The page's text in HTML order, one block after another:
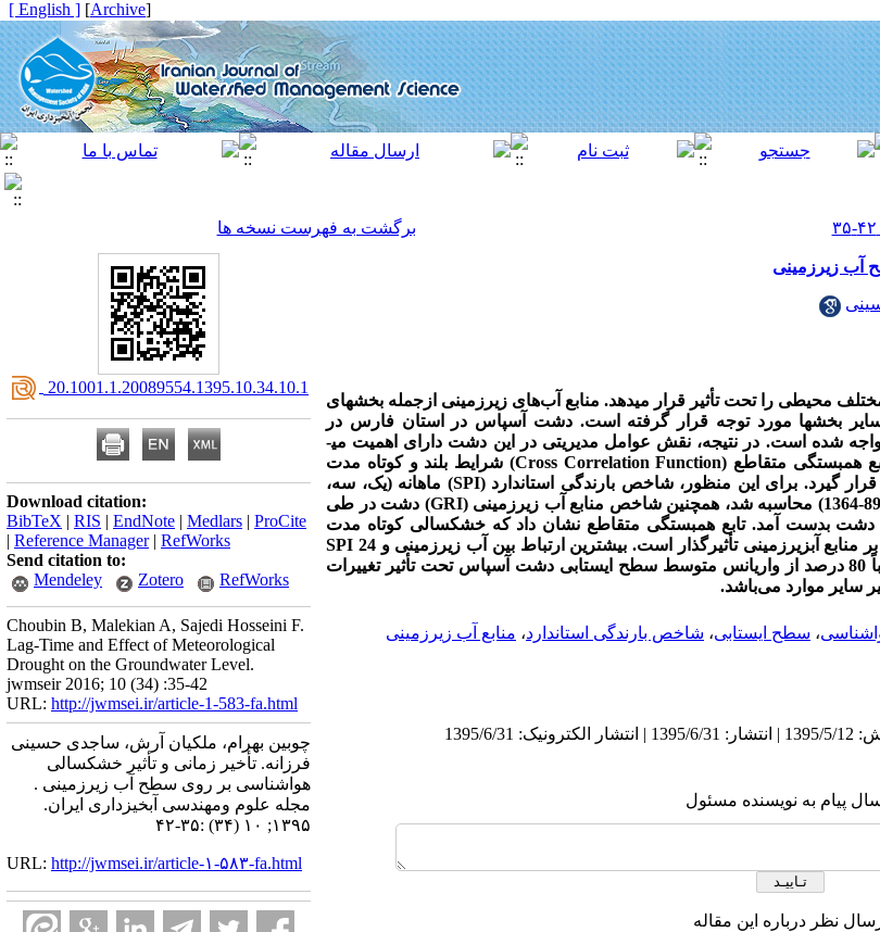
[
Archive
]
[ English ]
برگشت به فهرست نسخه ها
آب زیرزمینی
محیطی را تحت تأثیر قرار می­دهد. منابع آب‌های زیرزمینی از‏جمله بخش‏های
بخش‏ها مورد توجه قرار گرفته است. دشت آسپاس در استان فارس در
شده است. در نتیجه، نقش عوامل مدیریتی در این دشت دارای اهمیت می­
همبستگی متقاطع (
Cross Correlation Function
) شرایط بلند و کوتاه مدت
گیرد. برای این منظور، شاخص بارندگی استاندارد (
SPI
) ماهانه (یک، سه،
(
GRI
) دشت در طی
پیزومتری در سطح دشت بدست آمد. تابع همبستگی متقاطع نشان داد که خشکسالی کوتاه مدت
آب­زیرزمینی تأثیرگذار است. بیشترین ارتباط بین آب زیرزمینی و SPI 24
وجود دارد که نتایج رگرسیون خطی نشان داد که تقریباً 80 درصد از واریانس متوسط سطح ایستابی دشت آسپاس تحت تأثیر تغییرات
باشد.
، سطح ایستابی، شاخص بارندگی استاندارد، منابع آب زیرزمینی
پیام به نویسنده مسئول
نظر درباره این مقاله
‎ 20.1001.1.20089554.1395.10.34.10.1
Download citation:
BibTeX | RIS | EndNote | Medlars | ProCite
| Reference Manager| RefWorks
Send citation to:
Mendeley
Zotero RefWorks
Choubin B, Malekian A, Sajedi Hosseini F.
Lag-Time and Effect of Meteorological
Drought on the Groundwater Level.
jwmseir 2016; 10 (34) :35-42
URL: http://jwmsei.ir/article-1-583-fa.html
چوبین بهرام، ملکیان آرش، ساجدی حسینی
فرزانه. تأخیر زمانی و تأثیر خشکسالی
هواشناسی بر روی سطح آب زیرزمینی .
مجله علوم ومهندسی آبخیزداری ایران.
۱۳۹۵; ۱۰ (۳۴) :۳۵-۴۲
URL: http://jwmsei.ir/article-۱-۵۸۳-fa.html